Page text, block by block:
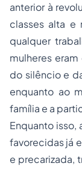
anterior à
classes alta e
qualquer
mulheres
do silêncio e
enquanto ao
família e a
Enquanto isso,
favorecidas já
e precarizada,